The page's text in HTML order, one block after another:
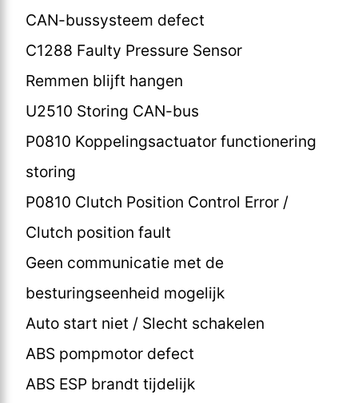
CAN-bussysteem defect
C1288 Faulty Pressure Sensor
Remmen blijft hangen
U2510 Storing CAN-bus
P0810 Koppelingsactuator functionering
storing
P0810 Clutch Position Control Error /
Clutch position fault
Geen communicatie met de
besturingseenheid mogelijk
Auto start niet / Slecht schakelen
ABS pompmotor defect
ABS ESP brandt tijdelijk